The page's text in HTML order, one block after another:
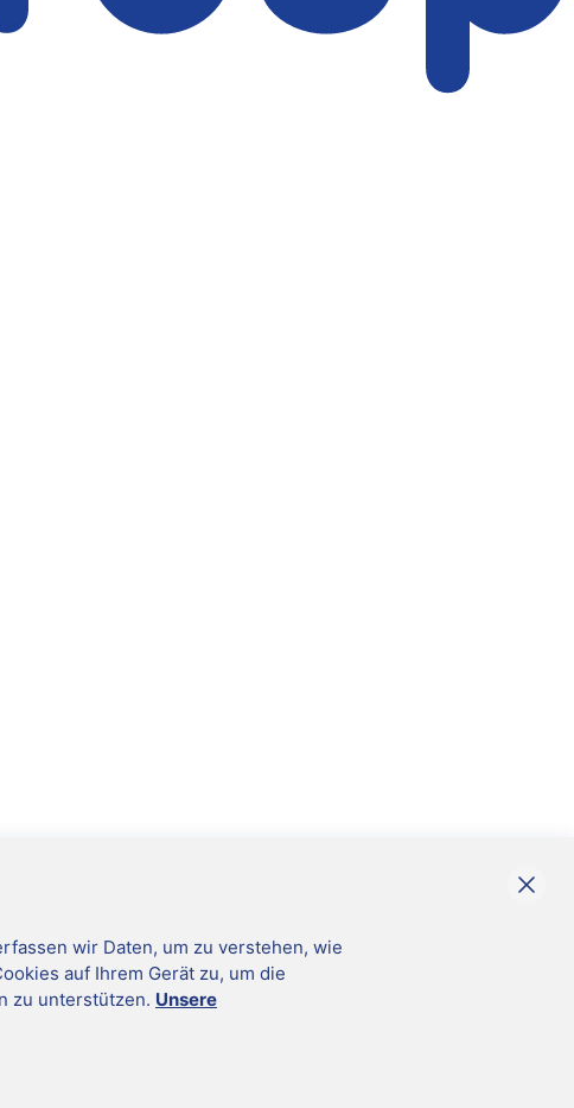
wir Daten, um zu verstehen, wie
auf Ihrem Gerät zu, um die
zu unterstützen. Unsere